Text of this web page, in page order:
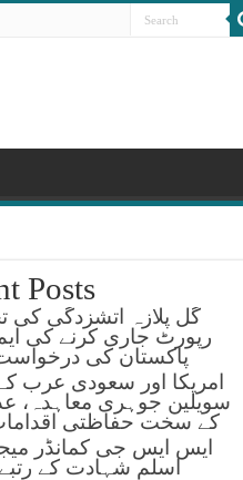
Posts
گل پلازہ آتشزدگی کی
رپورٹ جاری کرنے کی
پاکستان کی
امریکا اور سعودی عرب
سویلین جوہری معاہدہ،
کے سخت حفاظتی
ایس ایس جی کمانڈر
اسلم شہادت کے رتبے